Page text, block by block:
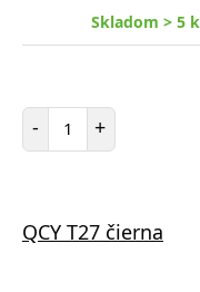
Skladom > 5
- Počet položiek
+
QCY T27 čierna